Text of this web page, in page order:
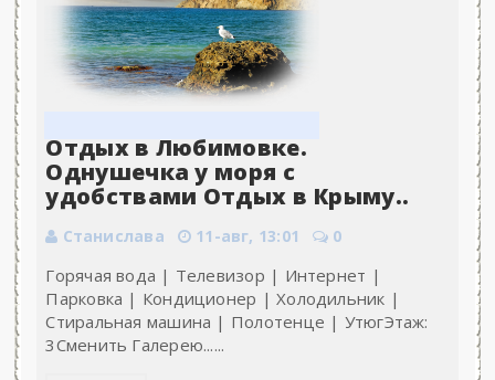
Отдых в Любимовке.
Однушечка у моря с
удобствами Отдых в Крыму..
Станислава 11-авг, 13:01 0
Горячая вода | Телевизор | Интернет |
Парковка | Кондиционер | Холодильник |
Стиральная машина | Полотенце | УтюгЭтаж:
3Сменить Галерею......